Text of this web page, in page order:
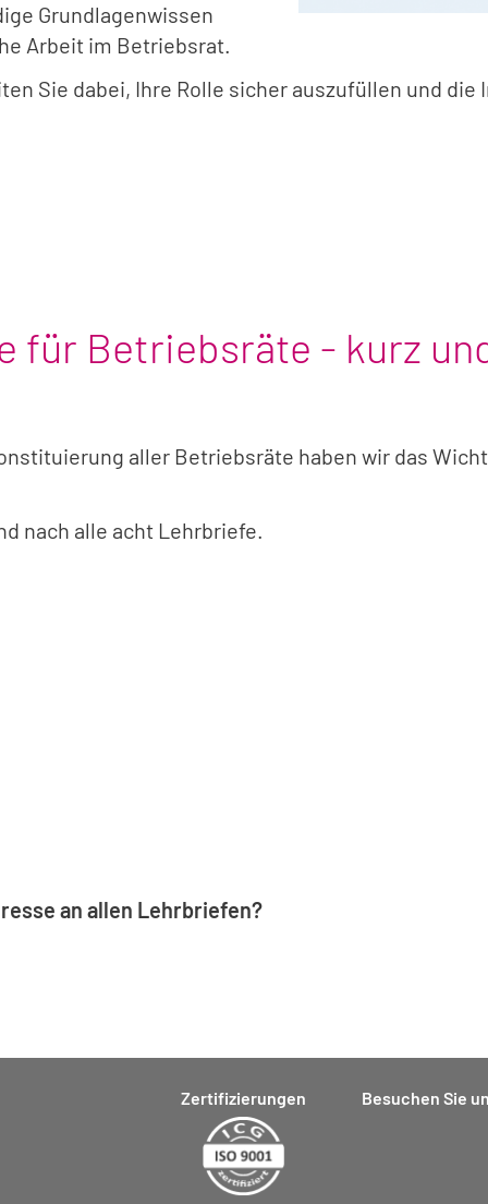
Grundlagenwissen
Arbeit im Betriebsrat.
Sie dabei, Ihre Rolle sicher auszufüllen und
für Betriebsräte - kurz
aller Betriebsräte haben wir das
nach alle acht Lehrbriefe.
an allen Lehrbriefen?
Zertifizierungen Besuchen Sie